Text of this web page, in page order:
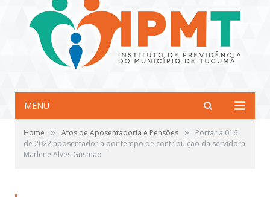
MENU
Home » Atos de Aposentadoria e Pensões »
Portaria 016
de 2022 aposentadoria por tempo de contribuição da servidora
Marlene Alves Gusmão